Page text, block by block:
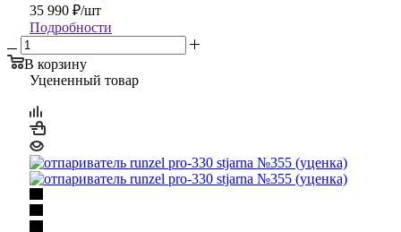
35 990 ₽/шт
Подробности
В корзину
Уцененный товар